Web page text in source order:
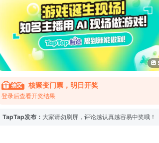
“我是不是也能做一款自己的游戏？”
只是很多时候，这些天马行空的想法会被时间、技
核聚变门票，明日开奖
登录后查看开奖结果
TapTap发布： 大家请勿刷屏，评论越认真越容易中奖哦！